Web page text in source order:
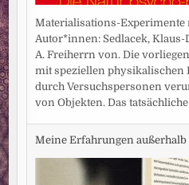
Materialisations-Experimente
Autor*innen: Sedlacek,
A. Freiherrn von. Die
mit speziellen physikalischen
durch Versuchspersonen
von Objekten. Das tatsächliche
Meine Erfahrungen